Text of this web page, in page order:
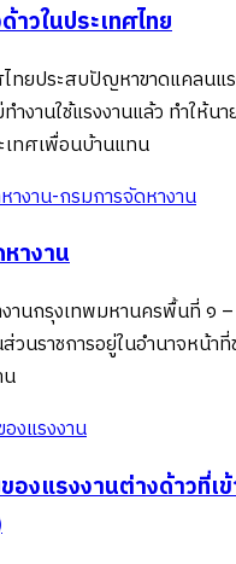
าวในประเทศไทย
ทยประสบปัญหาขาดแคลนแ
งานใช้แรงงานแล้ว ทำให้นา
เทศเพื่อนบ้านแทน
างาน
านกรุงเทพมหานครพื้นที่ ๑
วนราชการอยู่ในอำนาจหน้า
น
องแรงงานต่างด้าวที่เ